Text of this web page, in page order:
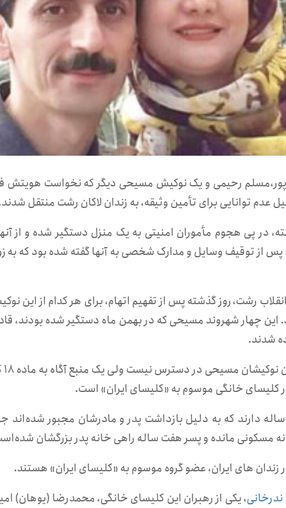
رحیمی و یک نوکیش مسیحی دیگر که نخواست هویتش
در پی هجوم مأموران امنیتی به یک منزل دستگیر شده و از
از توقیف وسایل و مدارک شخصی به آنها گفته شده بود که به
تلفنی، شعبه ۱۰ دادگاه انقلاب رشت، روز گذشته پس از تفهیم اتهام، برای هر کدام از این
این چهار شهروند مسیحی که در بهمن ماه دستگیر شده بودند،
شدند.
کلیسای خانگی موسوم به «کلیسای ایران» است.
خانواده حسن پور دو پسر ۱۶ ساله و ۷ ساله دارند که به دلیل بازداشت پدر و مادرشان مجبور شده‌اند
مسکونی مانده و پسر هفت ساله راهی خانه پدر بزرگشان
، یکی از رهبران این کلیسای خانگی، محمدرضا (یوهان)